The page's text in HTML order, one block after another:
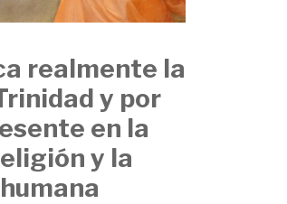
realmente la
y por
en la
y la